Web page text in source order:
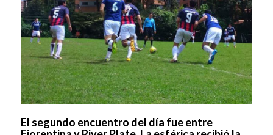
El segundo encuentro del día fue entre